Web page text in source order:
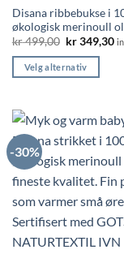
Disana ribbebukse i
økologisk merinoull
kr499,00
var:
kr 499,00.
kr349,30
Velg alternativ
har
flere
varianter.
Alternativene
kan
velges
på
produktsiden
-30%